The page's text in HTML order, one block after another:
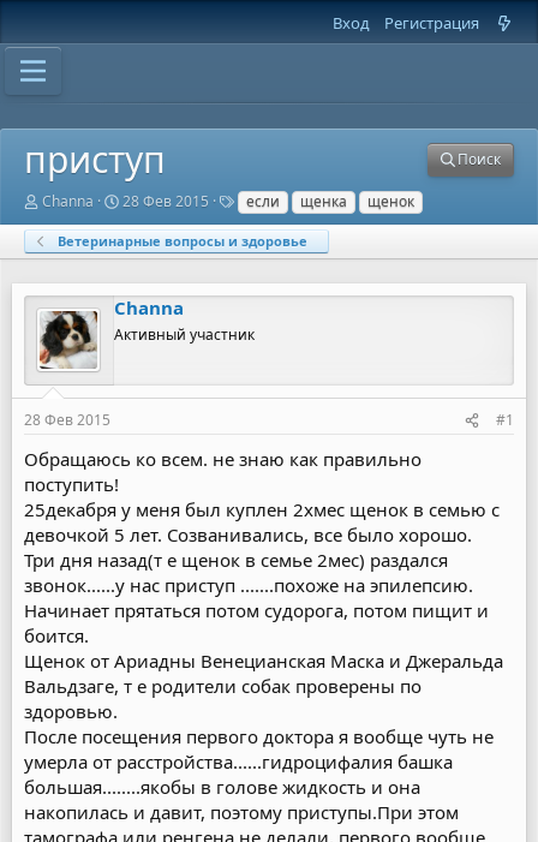
Вход Регистрация
приступ
Поиск
А
т
о
т
е
м
ы
Channa
Д
т
а
а
ч
а
28 Фев 2015
Т
е
г
и
если щенка щенок
Ветеринарные вопросы и здоровье
Channa
Активный участник
28 Фев 2015 #1
Обращаюсь ко всем. не знаю как правильно
поступить!
25декабря у меня был куплен 2хмес щенок в семью с
девочкой 5 лет. Созванивались, все было хорошо.
Три дня назад(т е щенок в семье 2мес) раздался
звонок......у нас приступ .......похоже на эпилепсию.
Начинает прятаться потом судорога, потом пищит и
боится.
Щенок от Ариадны Венецианская Маска и Джеральда
Вальдзаге, т е родители собак проверены по
здоровью.
После посещения первого доктора я вообще чуть не
умерла от расстройства......гидроцифалия башка
большая........якобы в голове жидкость и она
накопилась и давит, поэтому приступы.При этом
тамографа или ренгена не делали, первого вообще